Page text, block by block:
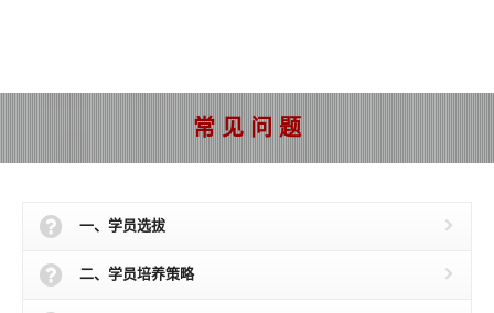
常 见 问 题
一、学员选拔
二、学员培养策略